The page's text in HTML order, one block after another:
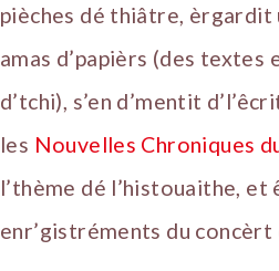
pièches dé thiâtre, èrgardit
amas d’papièrs (des textes
d’tchi), s’en d’mentit
les Nouvelles Chroniques
l’thème dé l’histouaithe, et
enr’gistréments du concèrt